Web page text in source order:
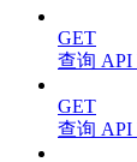
GET
查询 API
GET
查询 API